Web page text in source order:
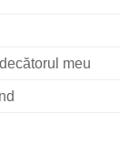
meu